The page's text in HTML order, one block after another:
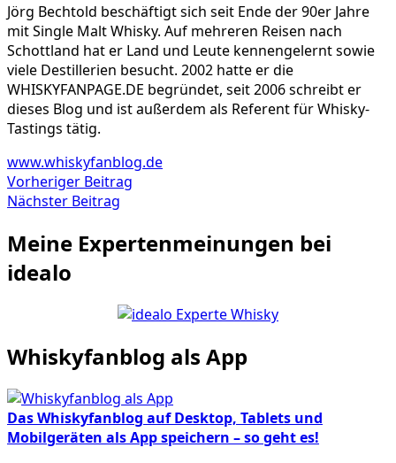
Jörg Bechtold beschäftigt sich seit Ende der 90er Jahre
mit Single Malt Whisky. Auf mehreren Reisen nach
Schottland hat er Land und Leute kennengelernt sowie
viele Destillerien besucht. 2002 hatte er die
WHISKYFANPAGE.DE begründet, seit 2006 schreibt er
dieses Blog und ist außerdem als Referent für Whisky-
Tastings tätig.
www.whiskyfanblog.de
Beitragsnavigation
Vorheriger Beitrag
Nächster Beitrag
Meine Expertenmeinungen bei
idealo
Whiskyfanblog als App
Das Whiskyfanblog auf Desktop, Tablets und
Mobilgeräten als App speichern – so geht es!